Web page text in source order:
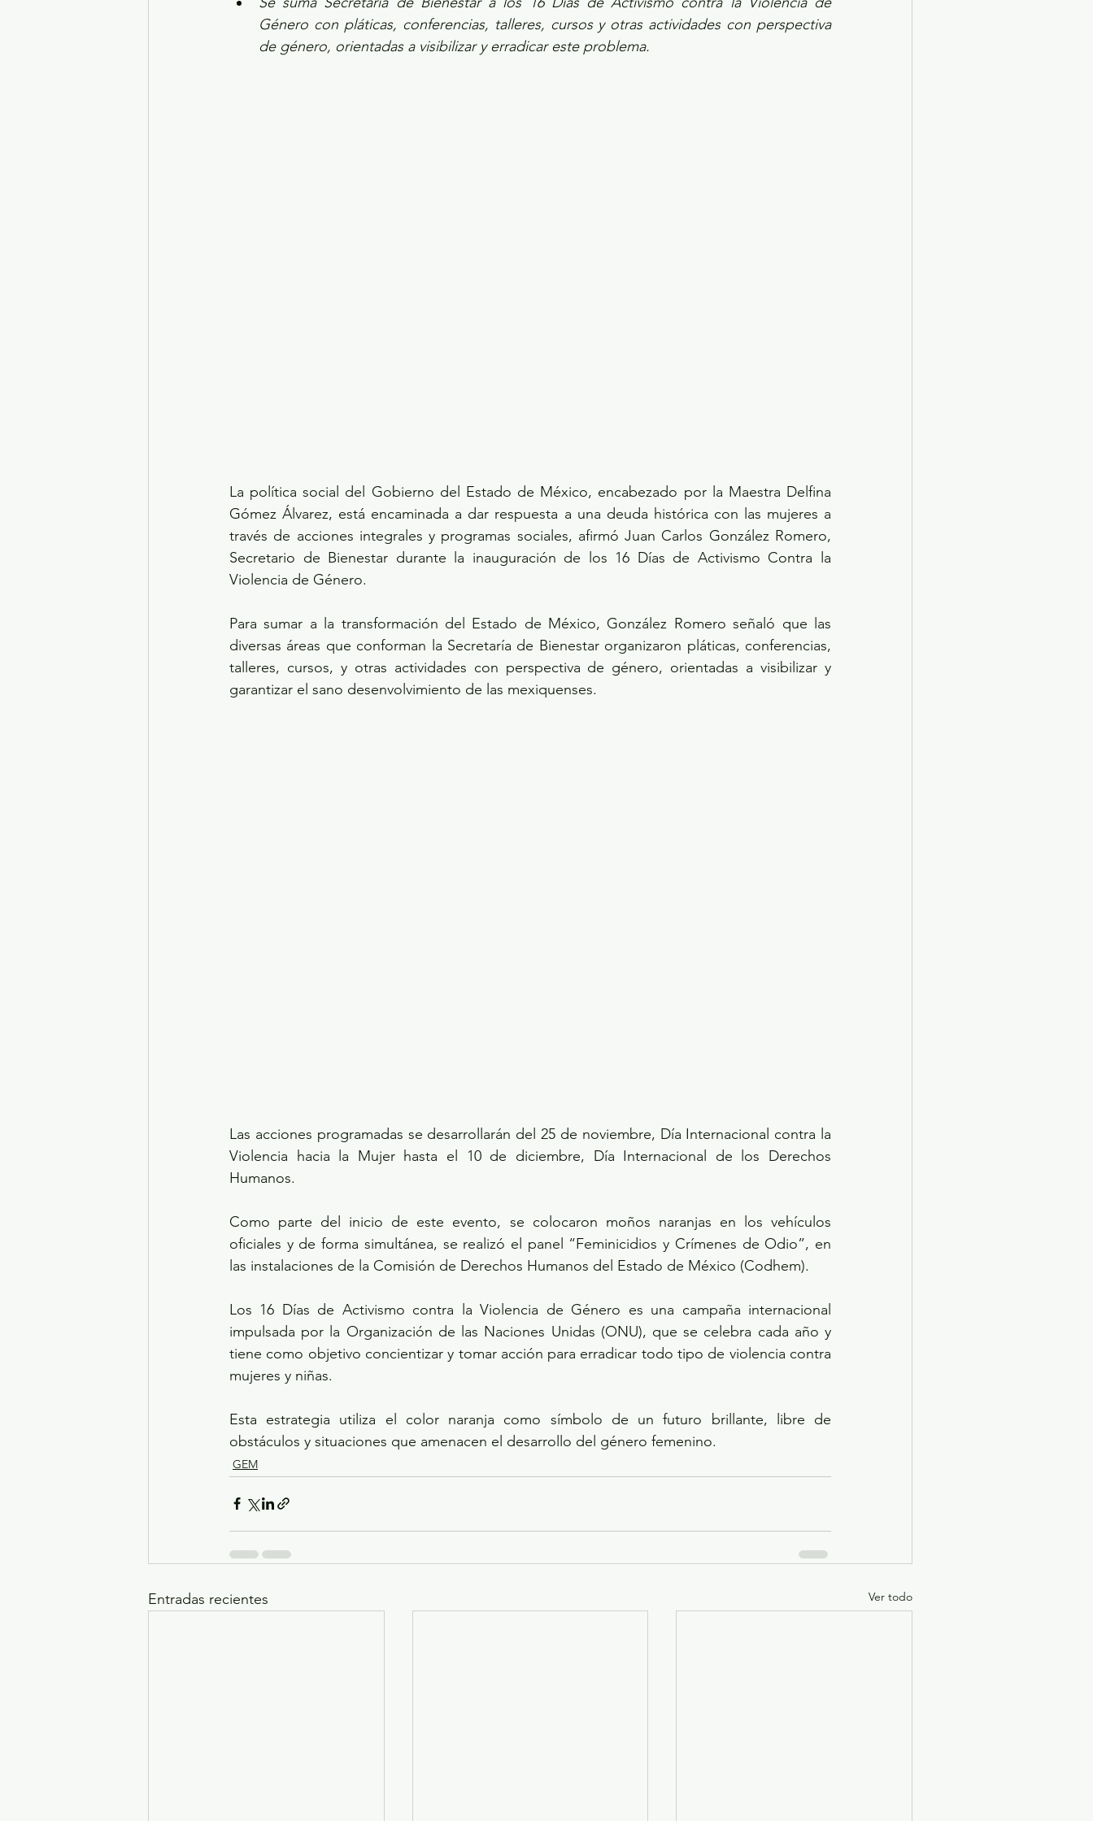
Género con pláticas, conferencias, talleres, cursos y otras actividades con perspectiva
de género, orientadas a visibilizar y erradicar este problema.
La política social del Gobierno del Estado de México, encabezado por la Maestra Delfina
Gómez Álvarez, está encaminada a dar respuesta a una deuda histórica con las mujeres a
través de acciones integrales y programas sociales, afirmó Juan Carlos González Romero,
Secretario de Bienestar durante la inauguración de los 16 Días de Activismo Contra la
Violencia de Género.
Para sumar a la transformación del Estado de México, González Romero señaló que las
diversas áreas que conforman la Secretaría de Bienestar organizaron pláticas, conferencias,
talleres, cursos, y otras actividades con perspectiva de género, orientadas a visibilizar y
garantizar el sano desenvolvimiento de las mexiquenses.
Las acciones programadas se desarrollarán del 25 de noviembre, Día Internacional contra la
Violencia hacia la Mujer hasta el 10 de diciembre, Día Internacional de los Derechos
Humanos.
Como parte del inicio de este evento, se colocaron moños naranjas en los vehículos
oficiales y de forma simultánea, se realizó el panel “Feminicidios y Crímenes de Odio”, en
las instalaciones de la Comisión de Derechos Humanos del Estado de México (Codhem).
Los 16 Días de Activismo contra la Violencia de Género es una campaña internacional
impulsada por la Organización de las Naciones Unidas (ONU), que se celebra cada año y
tiene como objetivo concientizar y tomar acción para erradicar todo tipo de violencia contra
mujeres y niñas.
Esta estrategia utiliza el color naranja como símbolo de un futuro brillante, libre de
obstáculos y situaciones que amenacen el desarrollo del género femenino.
GEM
Entradas recientes Ver todo